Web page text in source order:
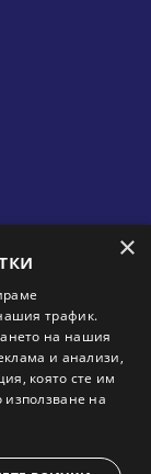
×
трафик.
на нашия
и анализи,
която сте им
използване на